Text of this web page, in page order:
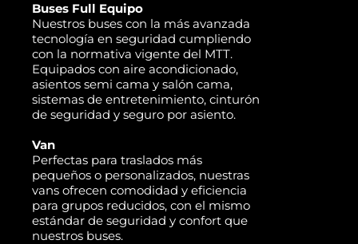
Buses Full Equipo
Nuestros buses con la más avanzada
tecnología en seguridad cumpliendo
con la normativa vigente del MTT.
Equipados con aire acondicionado,
asientos semi cama y salón cama,
sistemas de entretenimiento, cinturón
de seguridad y seguro por asiento.
Van
Perfectas para traslados más
pequeños o personalizados, nuestras
vans ofrecen comodidad y eficiencia
para grupos reducidos, con el mismo
estándar de seguridad y confort que
nuestros buses.